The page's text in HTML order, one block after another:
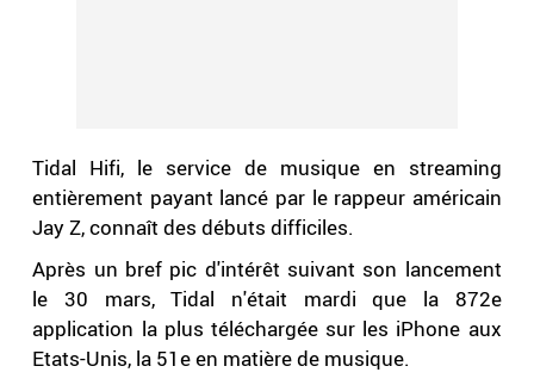
Tidal Hifi, le service de musique en streaming
entièrement payant lancé par le rappeur américain
Jay Z, connaît des débuts difficiles.
Après un bref pic d'intérêt suivant son lancement
le 30 mars, Tidal n'était mardi que la 872e
application la plus téléchargée sur les iPhone aux
Etats-Unis, la 51e en matière de musique.